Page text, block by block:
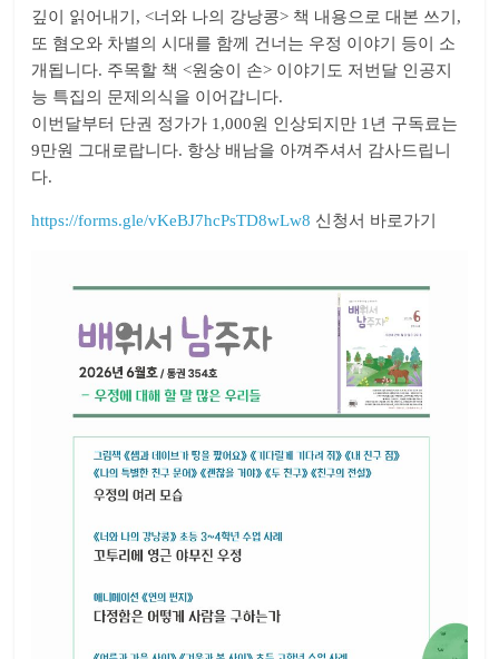
깊이 읽어내기, <너와 나의 강낭콩> 책 내용으로 대본 쓰기,
또 혐오와 차별의 시대를 함께 건너는 우정 이야기 등이 소
개됩니다. 주목할 책 <원숭이 손> 이야기도 저번달 인공지
능 특집의 문제의식을 이어갑니다.
이번달부터 단권 정가가 1,000원 인상되지만 1년 구독료는
9만원 그대로랍니다. 항상 배남을 아껴주셔서 감사드립니
다.
https://forms.gle/vKeBJ7hcPsTD8wLw8 신청서 바로가기